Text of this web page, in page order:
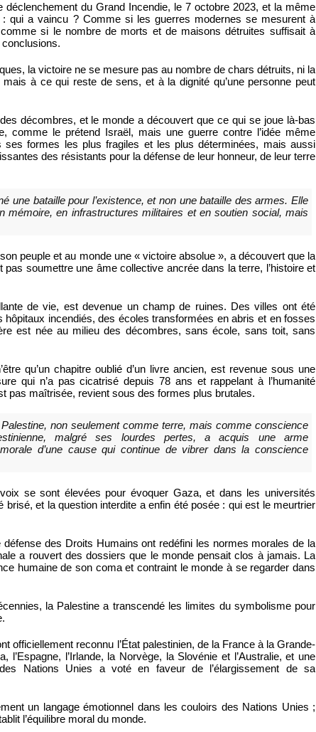
du Grand Incendie, le 7 octobre 2023, et la même
qui a vaincu ? Comme si les guerres modernes se mesurent à
si le nombre de morts et de maisons détruites suffisait à
conclusions.
la victoire ne se mesure pas au nombre de chars détruits, ni la
mais à ce qui reste de sens, et à la dignité qu’une personne peut
décombres, et le monde a découvert que ce qui se joue là-bas
comme le prétend Israël, mais une guerre contre l’idée même
ses formes les plus fragiles et les plus déterminées, mais aussi
des résistants pour la défense de leur honneur, de leur terre
une bataille pour l’existence, et non une bataille des armes. Elle
mémoire, en infrastructures militaires et en soutien social, mais
peuple et au monde une « victoire absolue », a découvert que la
soumettre une âme collective ancrée dans la terre, l’histoire et
de vie, est devenue un champ de ruines. Des villes ont été
incendiés, des écoles transformées en abris et en fosses
est née au milieu des décombres, sans école, sans toit, sans
qu’un chapitre oublié d’un livre ancien, est revenue sous une
qui n’a pas cicatrisé depuis 78 ans et rappelant à l’humanité
pas maîtrisée, revient sous des formes plus brutales.
non seulement comme terre, mais comme conscience
malgré ses lourdes pertes, a acquis une arme
d’une cause qui continue de vibrer dans la conscience
se sont élevées pour évoquer Gaza, et dans les universités
et la question interdite a enfin été posée : qui est le meurtrier
défense des Droits Humains ont redéfini les normes morales de la
a rouvert des dossiers que le monde pensait clos à jamais. La
humaine de son coma et contraint le monde à se regarder dans
la Palestine a transcendé les limites du symbolisme pour
officiellement reconnu l’État palestinien, de la France à la Grande-
l’Espagne, l’Irlande, la Norvège, la Slovénie et l’Australie, et une
Nations Unies a voté en faveur de l’élargissement de sa
un langage émotionnel dans les couloirs des Nations Unies ;
l’équilibre moral du monde.